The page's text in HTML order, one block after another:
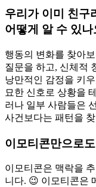
우리가 이미 친구
어떻게 알 수 있나
행동의 변화를 찾아
질문을 하고, 신체적
낭만적인 감정을 키
묘한 신호로 상황을
러나 일부 사람들은
사건보다는 패턴을
이모티콘만으로
이모티콘은 맥락을
니다. 😉 이모티콘은